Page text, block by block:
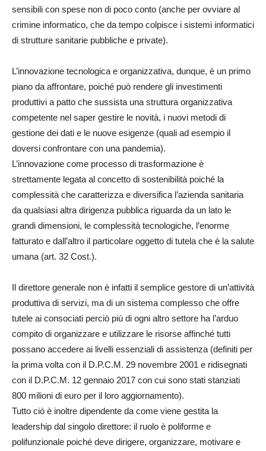
sensibili con spese non di poco conto (anche per ovviare al
crimine informatico, che da tempo colpisce i sistemi informatici
di strutture sanitarie pubbliche e private).
L’innovazione tecnologica e organizzativa, dunque, è un primo
piano da affrontare, poiché può rendere gli investimenti
produttivi a patto che sussista una struttura organizzativa
competente nel saper gestire le novità, i nuovi metodi di
gestione dei dati e le nuove esigenze (quali ad esempio il
doversi confrontare con una pandemia).
L’innovazione come processo di trasformazione è
strettamente legata al concetto di sostenibilità poiché la
complessità che caratterizza e diversifica l’azienda sanitaria
da qualsiasi altra dirigenza pubblica riguarda da un lato le
grandi dimensioni, le complessità tecnologiche, l’enorme
fatturato e dall’altro il particolare oggetto di tutela che è la salute
umana (art. 32 Cost.).
Il direttore generale non è infatti il semplice gestore di un’attività
produttiva di servizi, ma di un sistema complesso che offre
tutele ai consociati perciò più di ogni altro settore ha l’arduo
compito di organizzare e utilizzare le risorse affinché tutti
possano accedere ai livelli essenziali di assistenza (definiti per
la prima volta con il D.P.C.M. 29 novembre 2001 e ridisegnati
con il D.P.C.M. 12 gennaio 2017 con cui sono stati stanziati
800 milioni di euro per il loro aggiornamento).
Tutto ciò è inoltre dipendente da come viene gestita la
leadership dal singolo direttore: il ruolo è poliforme e
polifunzionale poiché deve dirigere, organizzare, motivare e